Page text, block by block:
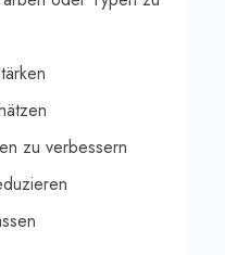
zu verbessern